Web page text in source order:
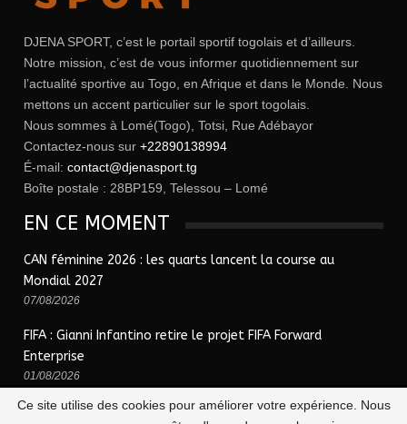
DJENA SPORT, c’est le portail sportif togolais et d’ailleurs.
Notre mission, c’est de vous informer quotidiennement sur
l’actualité sportive au Togo, en Afrique et dans le Monde. Nous
mettons un accent particulier sur le sport togolais.
Nous sommes à Lomé(Togo), Totsi, Rue Adébayor
Contactez-nous sur +22890138994
É-mail: contact@djenasport.tg
Boîte postale : 28BP159, Telessou – Lomé
EN CE MOMENT
CAN féminine 2026 : les quarts lancent la course au
Mondial 2027
07/08/2026
FIFA : Gianni Infantino retire le projet FIFA Forward
Enterprise
01/08/2026
Ce site utilise des cookies pour améliorer votre expérience. Nous